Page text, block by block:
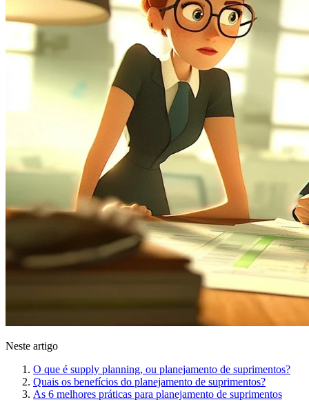
Neste artigo
O que é supply planning, ou planejamento de suprimentos?
Quais os benefícios do planejamento de suprimentos?
As 6 melhores práticas para planejamento de suprimentos